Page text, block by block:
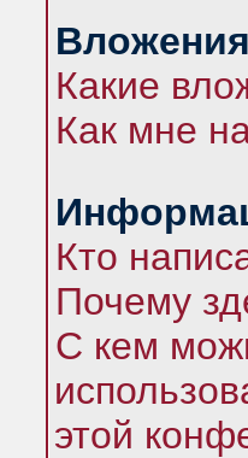
Вложения
Какие
Как мне
Кто
Почему
С кем
этой